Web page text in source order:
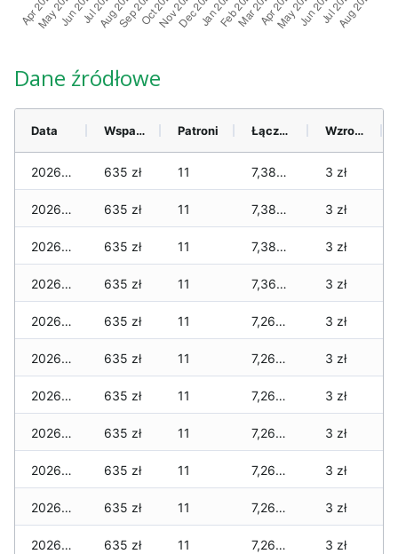
Dane źródłowe
Data Wsparcie Patroni Łącznie Wzrost (28 dni)
2026-08-06 635 zł 11 7,380 zł 3 zł
2026-08-05 635 zł 11 7,380 zł 3 zł
2026-08-04 635 zł 11 7,380 zł 3 zł
2026-08-03 635 zł 11 7,360 zł 3 zł
2026-08-02 635 zł 11 7,260 zł 3 zł
2026-08-01 635 zł 11 7,260 zł 3 zł
2026-07-31 635 zł 11 7,260 zł 3 zł
2026-07-29 635 zł 11 7,260 zł 3 zł
2026-07-28 635 zł 11 7,260 zł 3 zł
2026-07-27 635 zł 11 7,260 zł 3 zł
2026-07-26 635 zł 11 7,260 zł 3 zł